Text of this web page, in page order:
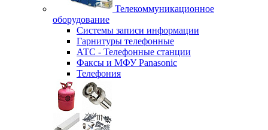
Телекоммуникационное
оборудование
Системы записи информации
Гарнитуры телефонные
АТС - Телефонные станции
Факсы и МФУ Panasonic
Телефония